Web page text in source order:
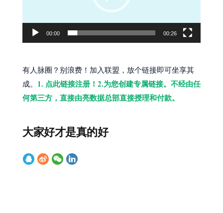
00:00 00:26
有人脉圈？别浪费！加入联盟，放个链接即可坐享其
成。 1. 点此链接注册！2.为您创建专属链接。不经由任
何第三方，直接由亮数据总部直接授理和付款。
大家好才是真的好